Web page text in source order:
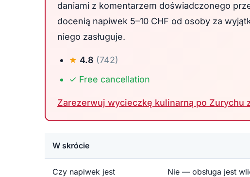
daniami z komentarzem doświadczonego
docenią napiwek 5–10 CHF od osoby za
niego zasługuje.
★ 4.8 (742)
✓ Free cancellation
Zarezerwuj wycieczkę kulinarną po Zurychu
W skrócie
Czy napiwek jest
Nie — obsługa jest